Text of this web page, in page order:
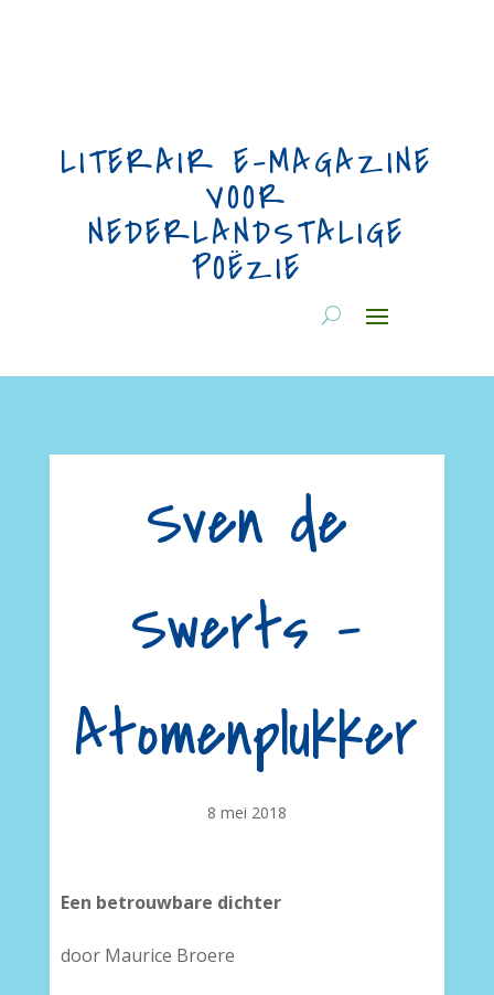
LITERAIR E-MAGAZINE
VOOR
NEDERLANDSTALIGE
POËZIE
Sven de
Swerts –
Atomenplukker
8 mei 2018
Een betrouwbare dichter
door Maurice Broere